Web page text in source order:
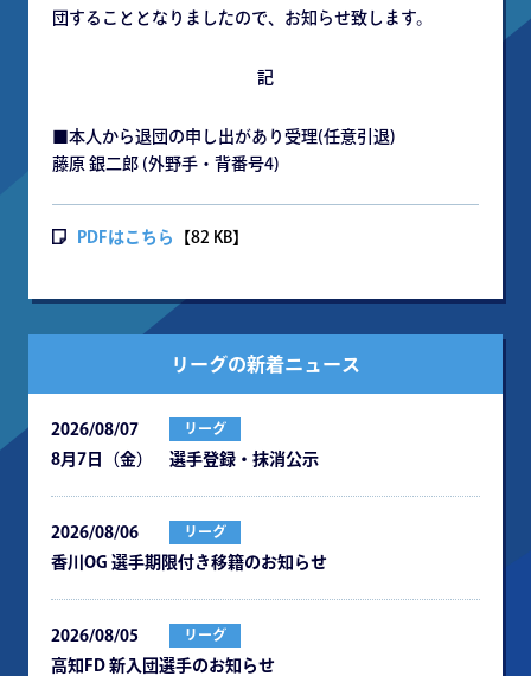
団することとなりましたので、お知らせ致します。
記
■本人から退団の申し出があり受理(任意引退)
藤原 銀二郎 (外野手・背番号4)
PDFはこちら 【82 KB】
リーグの新着ニュース
2026/08/07 リーグ
8月7日（金） 選手登録・抹消公示
2026/08/06 リーグ
⾹川OG 選⼿期限付き移籍のお知らせ
2026/08/05 リーグ
⾼知FD 新⼊団選⼿のお知らせ